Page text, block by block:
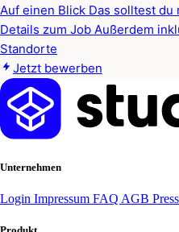
Auf einen Blick Das solltest du
Details zum Job Außerdem
Standorte
Jetzt bewerben
Unternehmen
Login Impressum FAQ AGB